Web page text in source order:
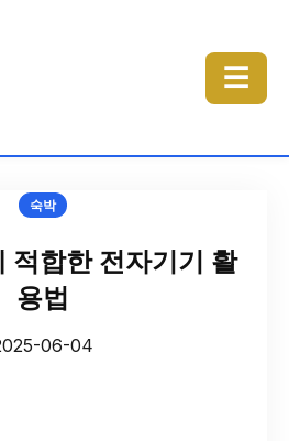
☰
숙박
적합한 전자기기 활
용법
06-04